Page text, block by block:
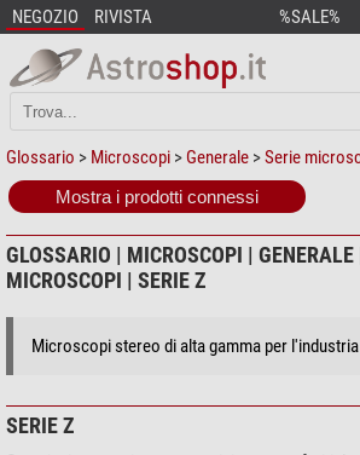
NEGOZIO RIVISTA %SALE%
Glossario > Microscopi > Generale >Serie
Mostra i prodotti connessi
GLOSSARIO | MICROSCOPI | GENERALE
MICROSCOPI | SERIE Z
Microscopi stereo di alta gamma per
SERIE Z